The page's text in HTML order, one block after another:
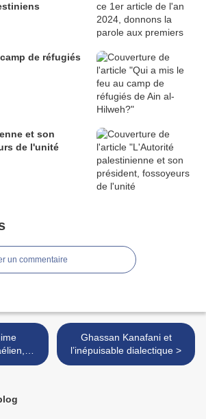
de réfugiés
et son
de l'unité
un commentaire
limite
Ghassan Kanafani et
l’inépuisable dialectique >